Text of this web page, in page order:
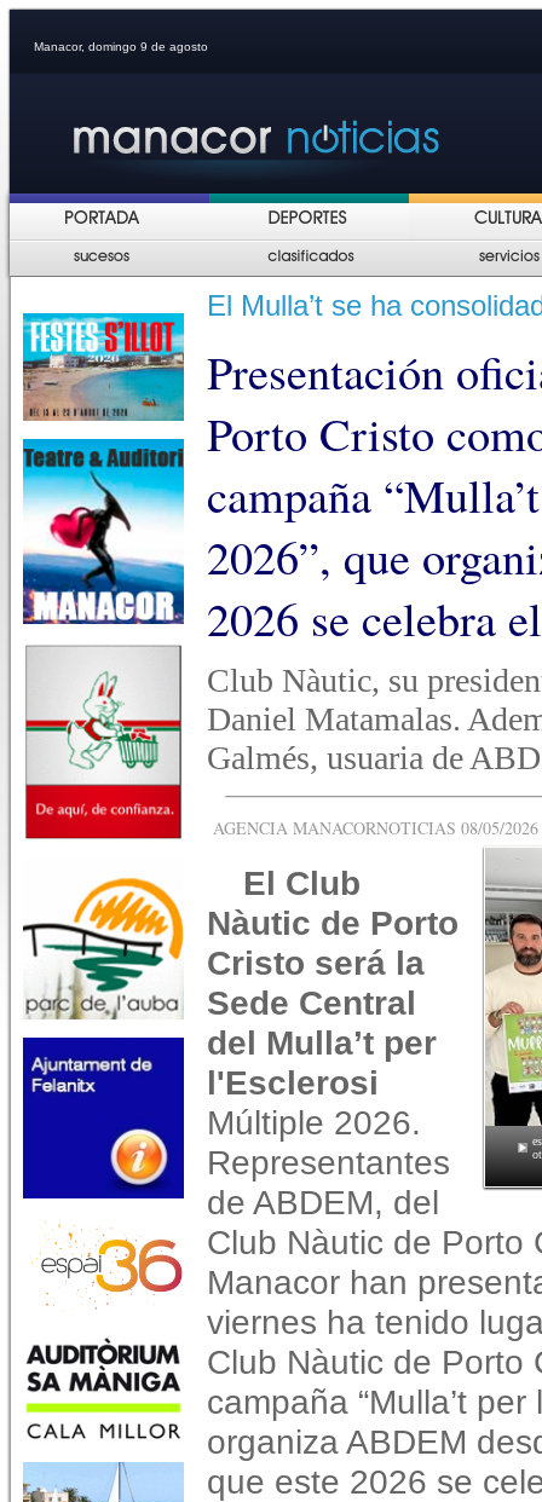
Manacor, domingo 9 de agosto
El Mulla’t se ha
Presentación
Porto Cristo
campaña
2026”, que
2026 se celebra
Club Nàutic, su
Daniel Matamalas.
Galmés, usuaria de
AGENCIA MANACORNOTICIAS 08/05/
El Club
Nàutic de Porto
Cristo será la
Sede Central
del Mulla’t per
l'Esclerosi
Múltiple 2026.
Representantes
de ABDEM, del
Club Nàutic de Porto
Manacor han
viernes ha tenido
Club Nàutic de Porto
campaña “Mulla’t
organiza ABDEM
que este 2026 se